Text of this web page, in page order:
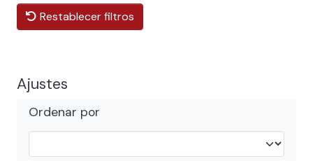
Restablecer filtros
Ajustes
Ordenar por